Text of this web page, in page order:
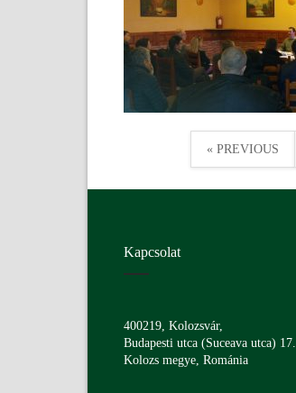
« PREVIOUS
Kapcsolat
400219, Kolozsvár,
Budapesti utca (Suceava utca) 17.
Kolozs megye, Románia